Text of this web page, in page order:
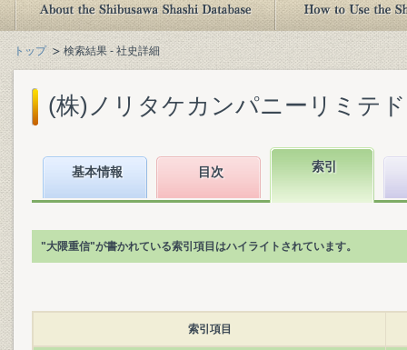
トップ 検索結果 - 社史詳細
(株)ノリタケカンパニーリミテ
基本情報 目次 索引
"大隈重信"が書かれている索引項目はハイライトされています。
索引項目